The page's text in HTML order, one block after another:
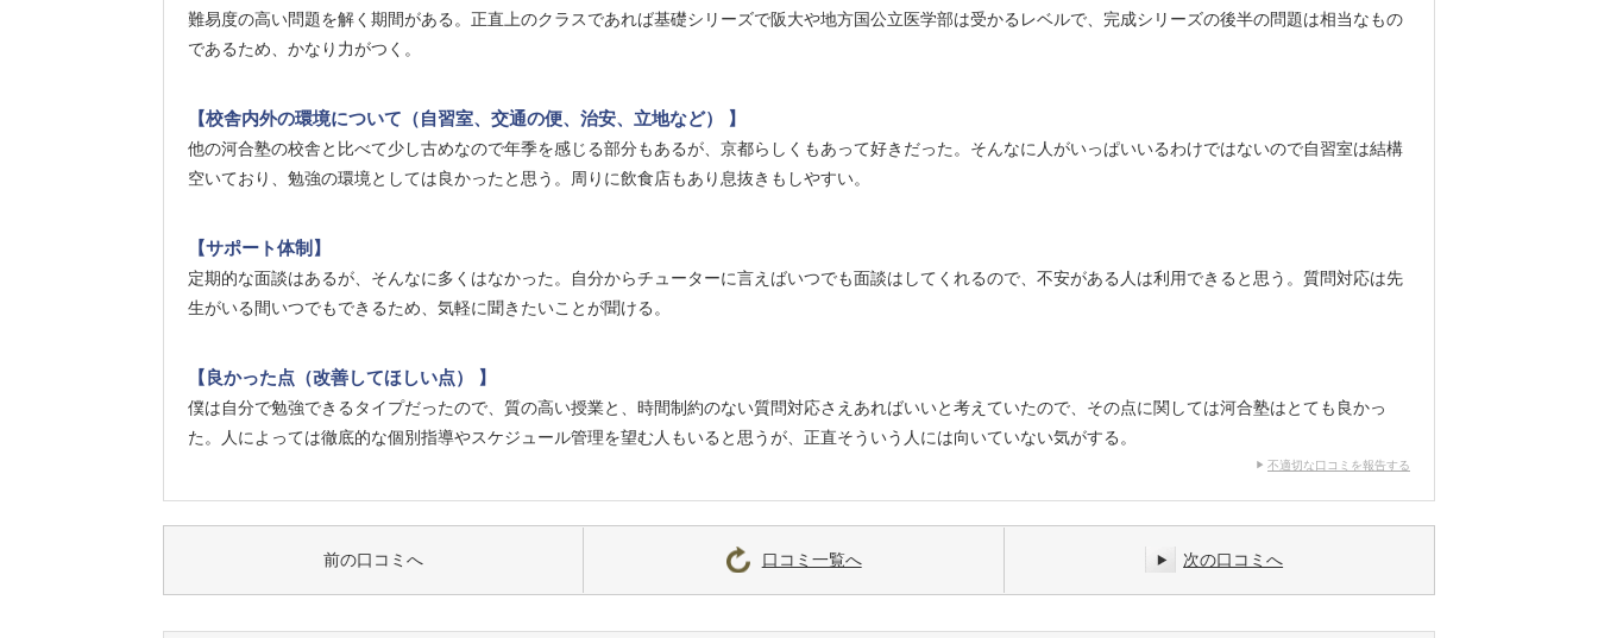
難易度の高い問題を解く期間がある。正直上のクラスであれば基礎シリーズで阪大や地方国公立医学部は受かるレベルで、完成シリーズの後半の問題は相当なもの
であるため、かなり力がつく。
【校舎内外の環境について（自習室、交通の便、治安、立地など） 】
他の河合塾の校舎と比べて少し古めなので年季を感じる部分もあるが、京都らしくもあって好きだった。そんなに人がいっぱいいるわけではないので自習室は結構
空いており、勉強の環境としては良かったと思う。周りに飲食店もあり息抜きもしやすい。
【サポート体制】
定期的な面談はあるが、そんなに多くはなかった。自分からチューターに言えばいつでも面談はしてくれるので、不安がある人は利用できると思う。質問対応は先
生がいる間いつでもできるため、気軽に聞きたいことが聞ける。
【良かった点（改善してほしい点） 】
僕は自分で勉強できるタイプだったので、質の高い授業と、時間制約のない質問対応さえあればいいと考えていたので、その点に関しては河合塾はとても良かっ
た。人によっては徹底的な個別指導やスケジュール管理を望む人もいると思うが、正直そういう人には向いていない気がする。
不適切な口コミを報告する
前の口コミへ 口コミ一覧へ 次の口コミへ